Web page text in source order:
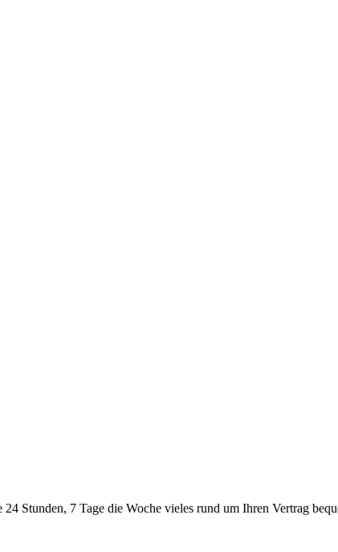
Stunden, 7 Tage die Woche vieles rund um Ihren Vertrag